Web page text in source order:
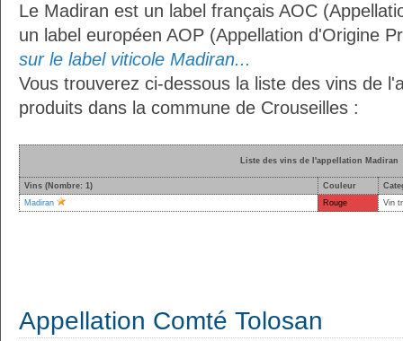
Le Madiran est un label français AOC
un label européen AOP (Appellation d'Origine
sur le label viticole Madiran...
Vous trouverez ci-dessous la liste des vins de
produits dans la commune de Crouseilles :
Liste des vins de l'appellation Madiran
Vins (Nombre: 1) Couleur
Madiran
Rouge Vin
Appellation Comté Tolosan